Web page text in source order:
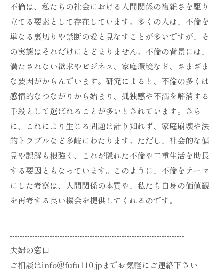
不倫は、私たちの社会における人間関係の複雑さを駆り
立てる要素として存在しています。多くの人は、不倫を
単なる裏切りや禁断の愛と見なすことが多いですが、そ
の実態はそれだけにとどまりません。不倫の背景には、
満たされない欲求やビジネス、家庭環境など、さまざま
な要因がからんでいます。研究によると、不倫の多くは
感情的なつながりから始まり、孤独感や不満を解消する
手段として選ばれることが多いとされています。さら
に、これにより生じる問題は計り知れず、家庭崩壊や法
的トラブルなど多岐にわたります。ただし、社会的な偏
見や誤解も根強く、これが隠れた不倫や二重生活を助長
する要因ともなっています。このように、不倫をテーマ
にした考察は、人間関係の本質や、私たち自身の価値観
を再考する良い機会を提供してくれるのです。
----------------------------------------------------------------------
夫婦の窓口
ご相談はinfo@fufu110.jpまでお気軽にご連絡下さい